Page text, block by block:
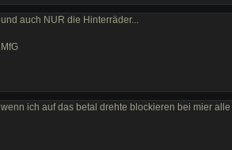
und auch NUR die Hinterräder...
MfG
wenn ich auf das betal drehte blockieren bei mier